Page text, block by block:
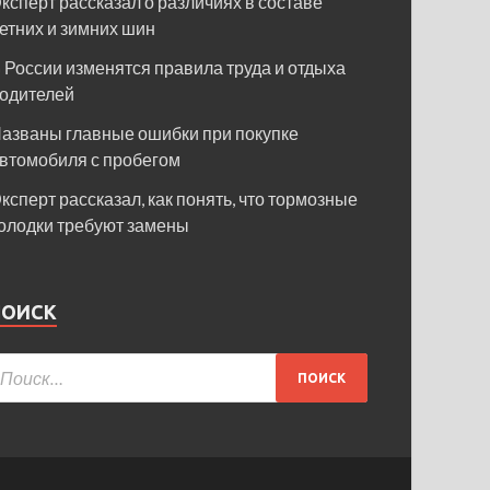
и зимних шин
России изменятся правила труда и отдыха
главные ошибки при покупке
с пробегом
рассказал, как понять, что тормозные
требуют замены